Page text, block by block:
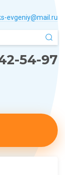
evgeniy@mail.­ru
54-97